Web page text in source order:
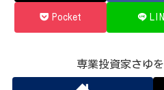
Pocket
専業投資家さゆ